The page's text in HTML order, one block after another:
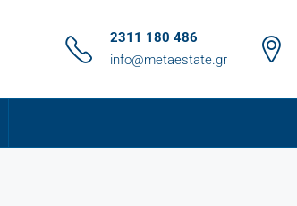
2311 180 486
info@metaestate.gr